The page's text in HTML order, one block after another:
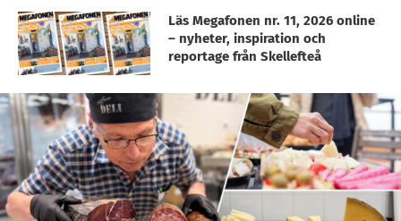
Läs Megafonen nr. 11, 2026 online
– nyheter, inspiration och
reportage från Skellefteå